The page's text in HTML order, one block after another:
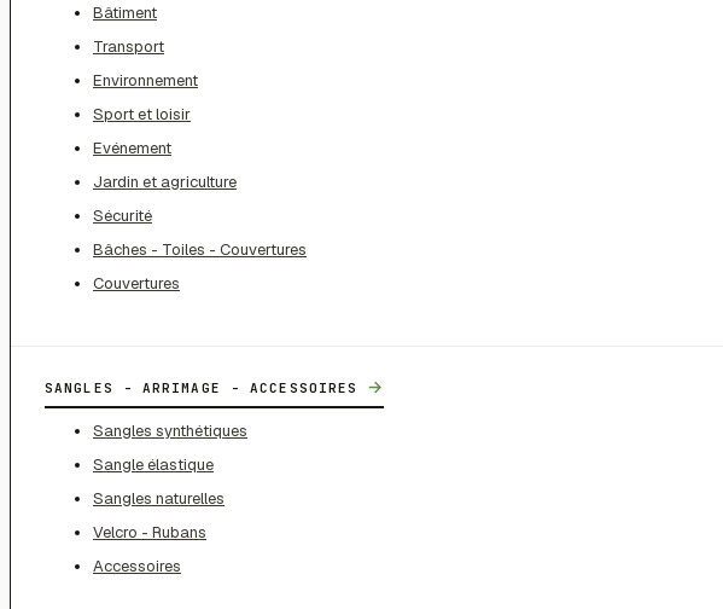
Bâtiment
Transport
Environnement
Sport et loisir
Evénement
Jardin et agriculture
Sécurité
Bâches - Toiles - Couvertures
Couvertures
SANGLES - ARRIMAGE - ACCESSOIRES →
Sangles synthétiques
Sangle élastique
Sangles naturelles
Velcro - Rubans
Accessoires